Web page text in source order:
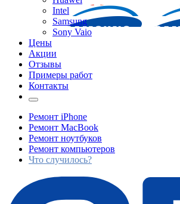
Intel
Samsung
Sony Vaio
Цены
Акции
Отзывы
Примеры работ
Контакты
Ремонт iPhone
Ремонт MacBook
Ремонт ноутбуков
Ремонт компьютеров
Что случилось?